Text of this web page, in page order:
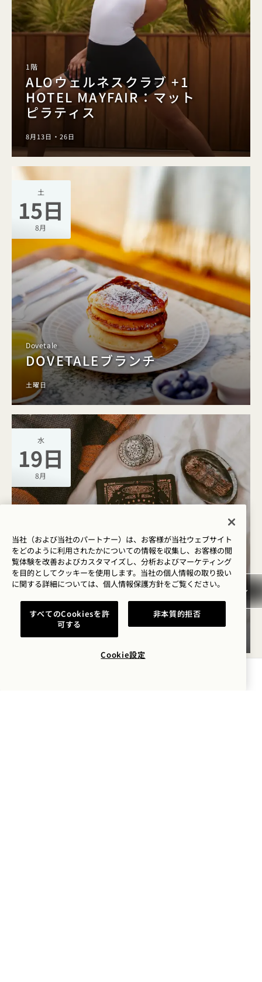
1階
ALOウェルネスクラブ +1
HOTEL MAYFAIR：マット
ピラティス
8月13日・26日
土
15日
8月
Dovetale
DOVETALEブランチ
土曜日
水
19日
8月
タロット占い
当社（および当社のパートナー）は、お客様が当社ウェブサイト
をどのように利用されたかについての情報を収集し、お客様の閲
覧体験を改善およびカスタマイズし、分析およびマーケティング
を目的としてクッキーを使用します。当社の個人情報の取り扱い
に関する詳細については、 個人情報保護方針をご覧ください。
すべてのCookiesを許
可する
非本質的拒否
Cookie設定